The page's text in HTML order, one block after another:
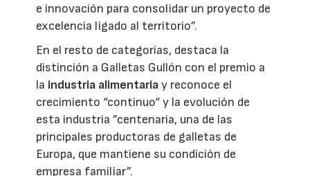
e innovación para consolidar un proyecto de
excelencia ligado al territorio”.
En el resto de categorías, destaca la
distinción a Galletas Gullón con el premio a
la industria alimentariay reconoce el
crecimiento “continuo“ y la evolución de
esta industria ”centenaria, una de las
principales productoras de galletas de
Europa, que mantiene su condición de
empresa familiar”.